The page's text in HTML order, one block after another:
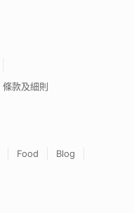
條款及細則
Food
Blog